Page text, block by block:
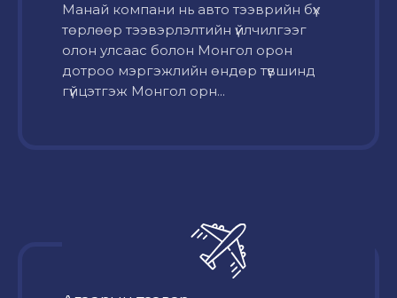
Mанай компани нь авто тээврийн бүх
төрлөөр тээвэрлэлтийн үйлчилгээг
олон улсаас болон Монгол орон
дотроо мэргэжлийн өндөр түвшинд
гүйцэтгэж Монгол орн...